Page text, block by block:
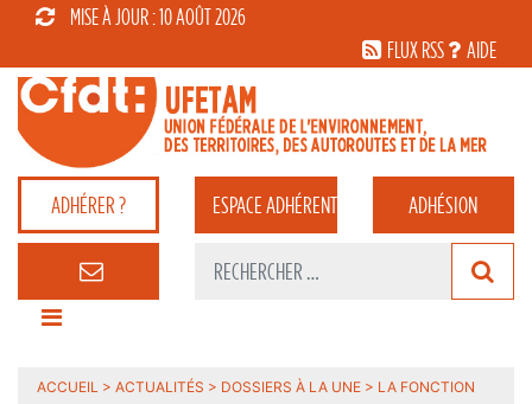
MISE À JOUR : 10 AOÛT 2026
FLUX RSS
AIDE
ADHÉRER ? ESPACEADHÉRENT ADHÉSION
ACCUEIL > ACTUALITÉS > DOSSIERS À LA UNE > LA FONCTION